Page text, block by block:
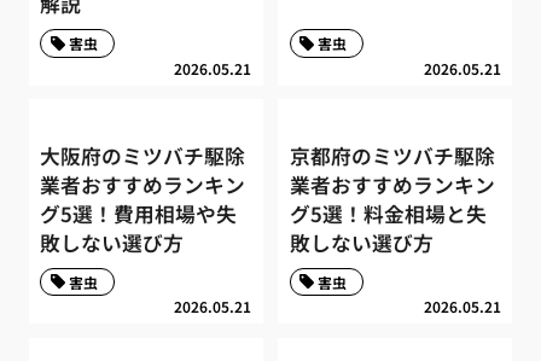
2026.05.21
害虫
2026.05.21
害虫
大阪府のミツバチ駆除
業者おすすめランキン
グ5選！費用相場や失
敗しない選び方
2026.05.21
害虫
京都府のミツバチ駆除
業者おすすめランキン
グ5選！料金相場と失
敗しない選び方
2026.05.21
害虫